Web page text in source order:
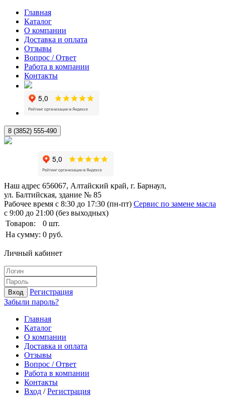
Главная
Каталог
О компании
Доставка и оплата
Отзывы
Вопрос / Ответ
Работа в компании
Контакты
8 (3852) 555-490
Наш адрес 656067, Алтайский край, г. Барнаул,
ул. Балтийская, здание № 85
Рабочее время с 8:30 до 17:30 (пн-пт) Сервис по замене масла
с 9:00 до 21:00 (без выходных)
Товаров:
0 шт.
На сумму: 0 руб.
Личный кабинет
Вход
Регистрация
Забыли пароль?
Главная
Каталог
О компании
Доставка и оплата
Отзывы
Вопрос / Ответ
Работа в компании
Контакты
Вход /Регистрация